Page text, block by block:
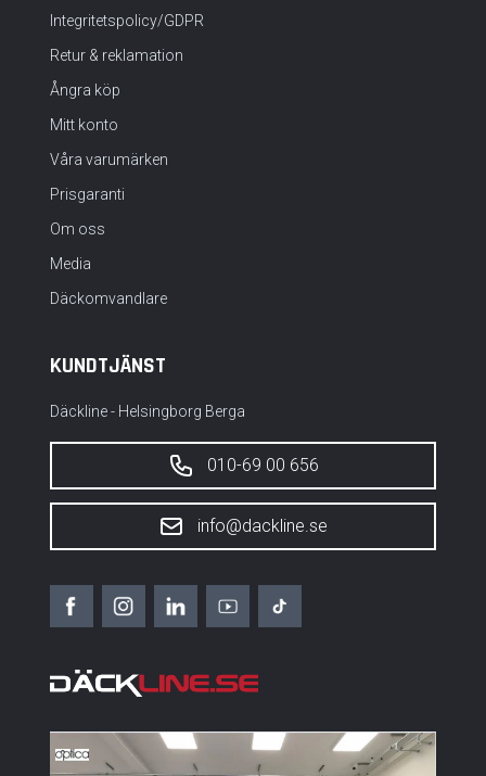
Integritetspolicy/GDPR
Retur & reklamation
Ångra köp
Mitt konto
Våra varumärken
Prisgaranti
Om oss
Media
Däckomvandlare
KUNDTJÄNST
Däckline - Helsingborg Berga
010-69 00 656
info@dackline.se